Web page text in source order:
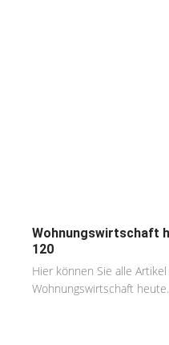
Wohnungswirtschaft
120
Hier können Sie alle
Wohnungswirtschaft